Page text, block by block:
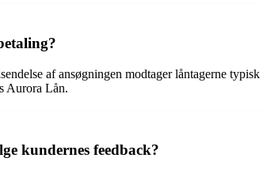
af ansøgningen modtager låntagerne
Aurora Lån.
kundernes feedback?